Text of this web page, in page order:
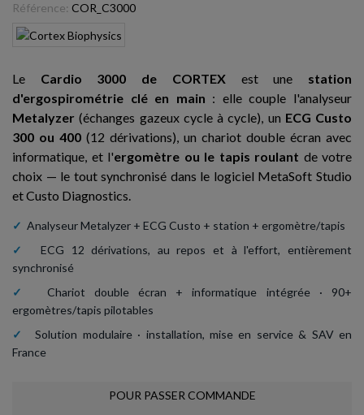
Référence: COR_C3000
Le Cardio 3000 de CORTEXest une station
d'ergospirométrie clé en main : elle couple l'analyseur
Metalyzer (échanges gazeux cycle à cycle), un ECG Custo
300 ou 400 (12 dérivations), un chariot double écran avec
informatique, et l'ergomètre ou le tapis roulant de votre
choix — le tout synchronisé dans le logiciel MetaSoft Studio
et Custo Diagnostics.
✓ Analyseur Metalyzer + ECG Custo + station + ergomètre/tapis
✓
ECG 12 dérivations, au repos et à l'effort, entièrement
synchronisé
✓
Chariot double écran + informatique intégrée · 90+
ergomètres/tapis pilotables
✓
Solution modulaire · installation, mise en service & SAV en
France
POUR PASSER COMMANDE